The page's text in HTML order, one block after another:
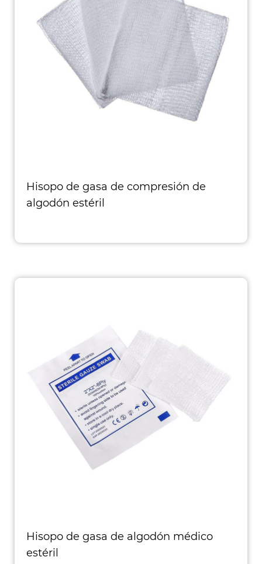
Hisopo de gasa de compresión de
algodón estéril
Hisopo de gasa de algodón médico
estéril